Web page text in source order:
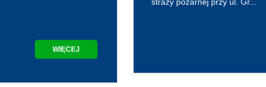
straży pożarnej przy ul. Gr...
WIĘCEJ